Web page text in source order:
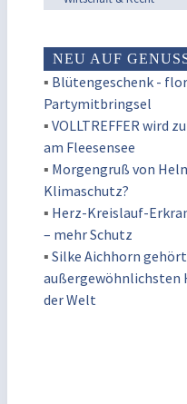
NEU AUF
▪ Blütengeschenk -
Partymitbringsel
▪ VOLLTREFFER wird
am Fleesensee
▪ Morgengruß von
Klimaschutz?
▪ Herz-Kreislauf-
– mehr Schutz
▪ Silke Aichhorn
außergewöhnlichsten
der Welt